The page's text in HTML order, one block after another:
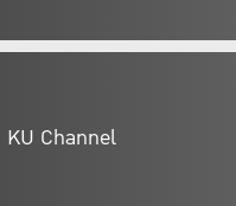
KU Channel